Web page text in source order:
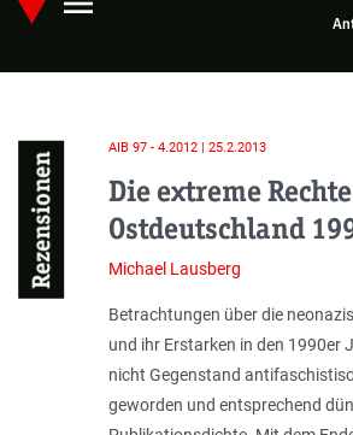
Skip
main
Hauptmenü
Rezensionen
AIB 97 - 4.2012 | 25.2.2013
Die extreme
Ostdeutschland
Michael Lausberg
Betrachtungen über die
und ihr Erstarken in den 1990er
nicht Gegenstand
geworden und entsprechend